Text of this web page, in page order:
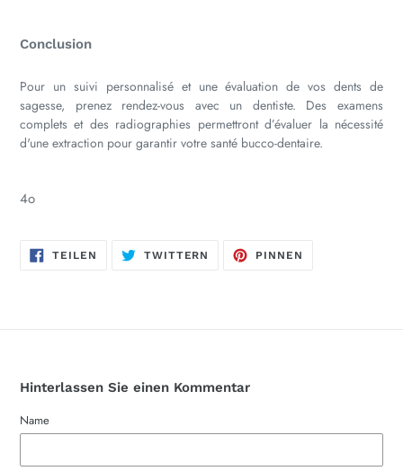
Conclusion
Pour un suivi personnalisé et une évaluation de vos dents de
sagesse, prenez rendez-vous avec un dentiste. Des examens
complets et des radiographies permettront d’évaluer la nécessité
d'une extraction pour garantir votre santé bucco-dentaire.
4o
TEILEN
FACEBOOK
TWITTERN
TWITTER
PINNEN
Hinterlassen Sie einen Kommentar
Name